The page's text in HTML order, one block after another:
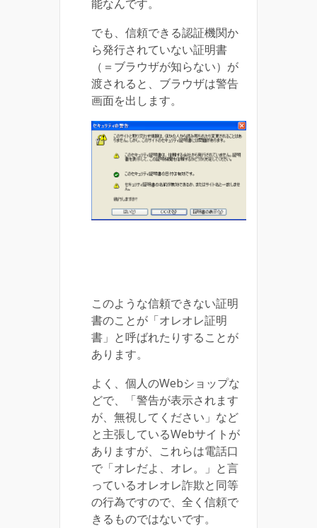
能なんです。
でも、信頼できる認証機関か
ら発行されていない証明書
（＝ブラウザが知らない）が
渡されると、ブラウザは警告
画面を出します。
このような信頼できない証明
書のことが「オレオレ証明
書」と呼ばれたりすることが
あります。
よく、個人のWebショップな
どで、「警告が表示されます
が、無視してください」など
と主張しているWebサイトが
ありますが、これらは電話口
で「オレだよ、オレ。」と言
っているオレオレ詐欺と同等
の行為ですので、全く信頼で
きるものではないです。